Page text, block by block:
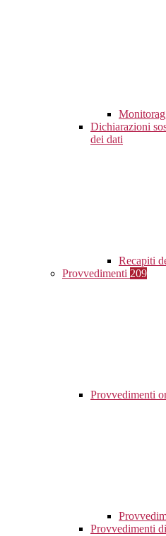
Dichiarazioni
dei dati
Recapiti
Provvedimenti 209
Provvedimenti
Provvedimenti